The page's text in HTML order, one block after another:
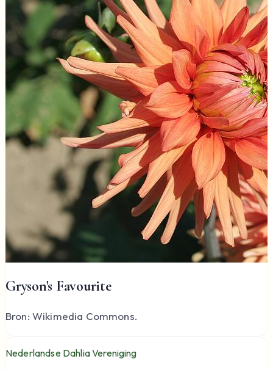
Gryson's Favourite
Bron: Wikimedia Commons.
Nederlandse Dahlia Vereniging